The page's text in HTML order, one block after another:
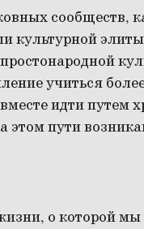
сообществ,
культурной
учиться
идти путем
этом пути
о которой